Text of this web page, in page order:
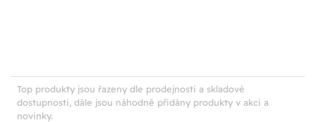
Top produkty jsou řazeny dle prodejnosti a skladové
dostupnosti, dále jsou náhodně přidány produkty v akci a
novinky.